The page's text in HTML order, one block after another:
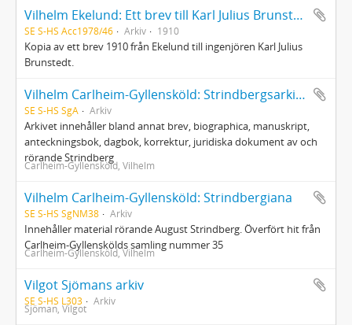
Vilhelm Ekelund: Ett brev till Karl Julius Brunstedt
SE S-HS Acc1978/46 Arkiv 1910
Kopia av ett brev 1910 från Ekelund till ingenjören Karl Julius
Brunstedt.
Vilhelm Carlheim-Gyllensköld: Strindbergsarkivet
SE S-HS SgA Arkiv
Arkivet innehåller bland annat brev, biographica, manuskript,
anteckningsbok, dagbok, korrektur, juridiska dokument av och
rörande Strindberg
Carlheim-Gyllensköld, Vilhelm
Vilhelm Carlheim-Gyllensköld: Strindbergiana
SE S-HS SgNM38 Arkiv
Innehåller material rörande August Strindberg. Överfört hit från
Carlheim-Gyllenskölds samling nummer 35
Carlheim-Gyllensköld, Vilhelm
Vilgot Sjömans arkiv
SE S-HS L303 Arkiv
Sjöman, Vilgot